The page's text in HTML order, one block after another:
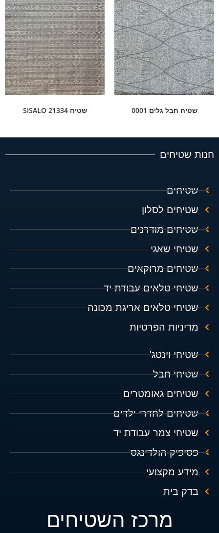
שטיח חבל גלים 0001 שטיח SISALO 21334
חנות שטיחים
שטיחים
שטיחים לסלון
שטיחים מודרנים
שטיחי שאגי
שטיחים מרוקאים
שטיחי טלאים עבודת יד
שטיחי טלאים אריגת מכונה
מדיניות הפרטיות
שטיחי וינטג'
שטיחי חבל
שטיחים גאומטרים
שטיחים לחדרי ילדים
שטיחי צמר עבודת יד
פסיפיק הולדינגס
מידע מקצועי
בדק בית
מרכז השטיחים